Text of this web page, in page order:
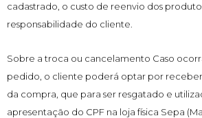
cadastrado, o custo de reenvio dos
responsabilidade do cliente.
Sobre a troca ou cancelamento Caso
pedido, o cliente poderá optar por
da compra, que para ser resgatado e
apresentação do CPF na loja física Sepa